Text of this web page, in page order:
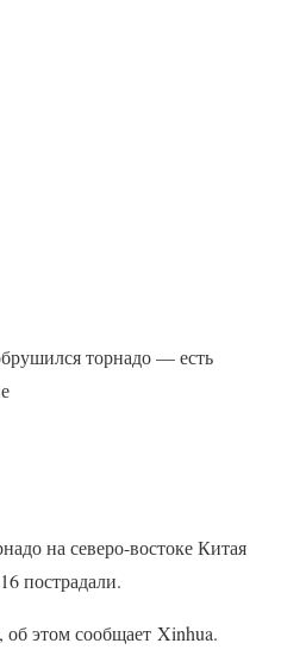
торнадо — есть
на северо-востоке Китая
пострадали.
этом сообщает Xinhua.